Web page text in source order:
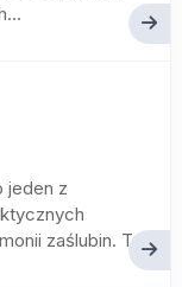
jeden z
zaślubin. To...